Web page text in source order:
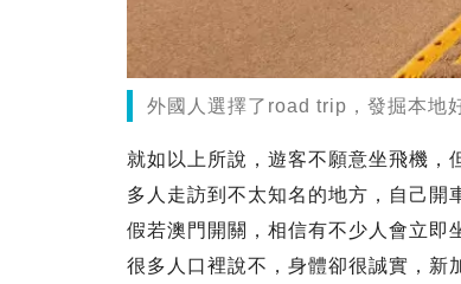
外國人選擇了road trip，發掘本地
就如以上所說，遊客不願意坐飛機，
多人走訪到不太知名的地方，自己開
假若澳門開關，相信有不少人會立即
很多人口裡說不，身體卻很誠實，新